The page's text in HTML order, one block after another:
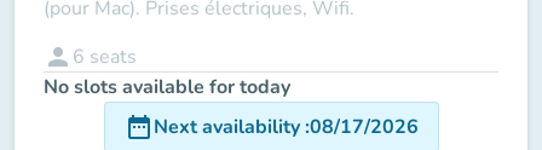
(pour Mac). Prises électriques, Wifi.
person 6 seats
No slots available for today
date_rangeNext availability:08/17/2026